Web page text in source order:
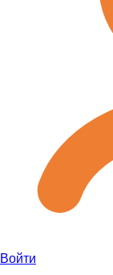
Войти